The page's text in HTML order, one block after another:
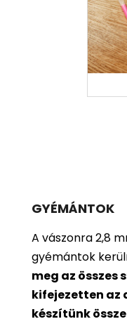
GYÉMÁNTOK
A vászonra 2,8
gyémántok
meg az összes
kifejezetten az
készítünk